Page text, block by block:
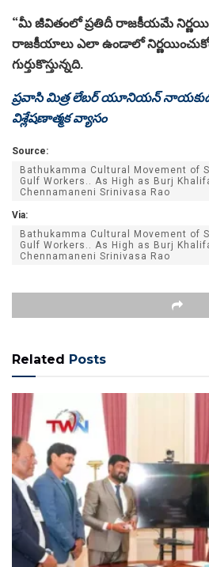
“మీ జీవితంలో ప్రతిదీ రాజకీయమే
రాజకీయాలు ఎలా ఉండాలో
గుర్తుకొస్తున్నది.
ప్రవాసి మిత్ర లేబర్ యూనియన్ నాయకుడు
విశ్లేషణాత్మక వ్యాసం
Source:
Bathukamma Cultural Movement of
Gulf Workers.. As High as Burj
Chennamaneni Srinivasa Rao
Via:
Bathukamma Cultural Movement of
Gulf Workers.. As High as Burj
Chennamaneni Srinivasa Rao
Related Posts